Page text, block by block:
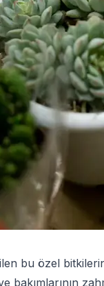
bu özel